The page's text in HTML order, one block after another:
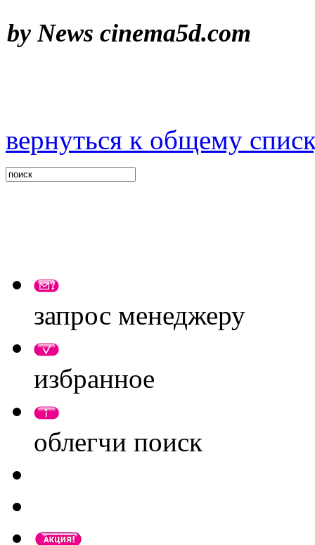
by News cinema5d.com
вернуться к общему
запрос менеджеру
избранное
облегчи поиск